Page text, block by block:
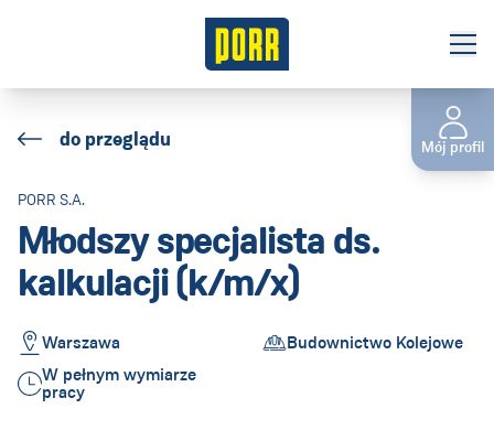
Staże/Praktyki
Kontakt
Land ändern
Polska
)
do przeglądu
PORR S.A.
Młodszy specjalista ds.
kalkulacji (k/m/x)
Warszawa
Budownictwo Kolejowe
W pełnym wymiarze
pracy
Mój profil